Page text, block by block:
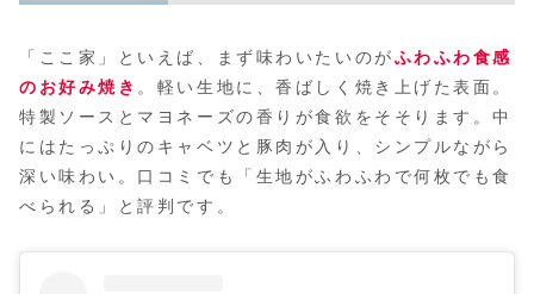
「ここ家」といえば、まず味わいたいのがふわふわ食感
のお好み焼き 。軽い生地に、香ばしく焼き上げた表面。
特製ソースとマヨネーズの香りが食欲をそそります。中
にはたっぷりのキャベツと豚肉が入り、シンプルながら
深い味わい。口コミでも「生地がふわふわで何枚でも食
べられる」と評判です。